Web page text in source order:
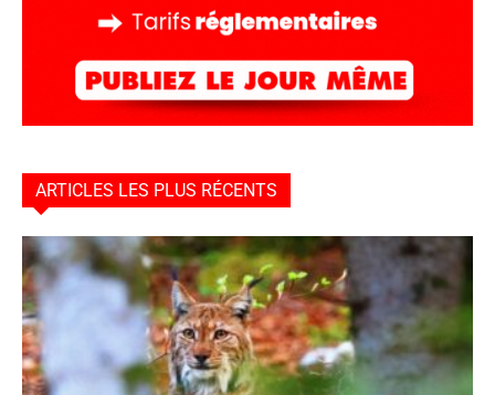
ARTICLES LES PLUS RÉCENTS